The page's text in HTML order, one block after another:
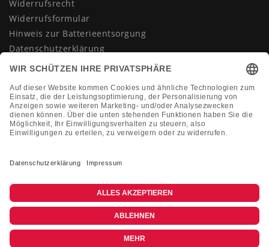
Widerrufsrecht
Widerrufsformular
Hinweis zur Batterieentsorgung
Datenschutzerklärung
AGB
Vertrag widerrufen
KONTAKT
+49 (0)2133 210433
shop@dienadel.de
Kieler Str. 18 - 41540 Dormagen
Kundenmeinungen